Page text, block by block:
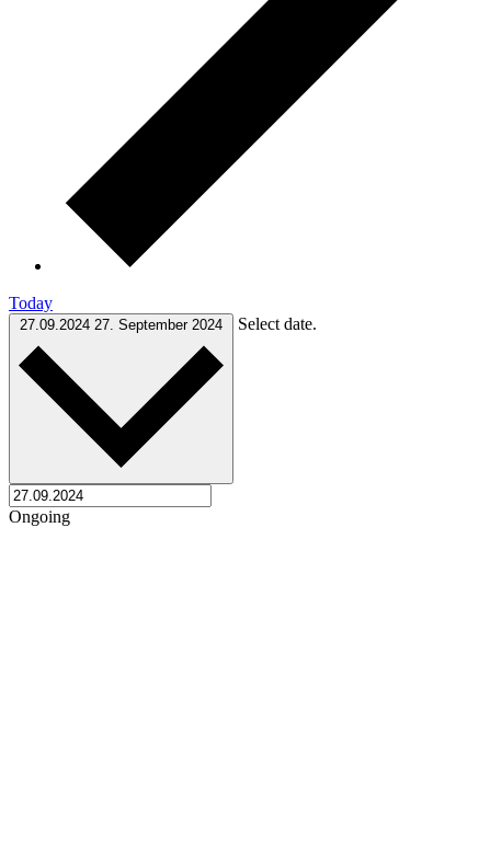
Today
27.09.2024 27. September 2024 Select date.
Ongoing